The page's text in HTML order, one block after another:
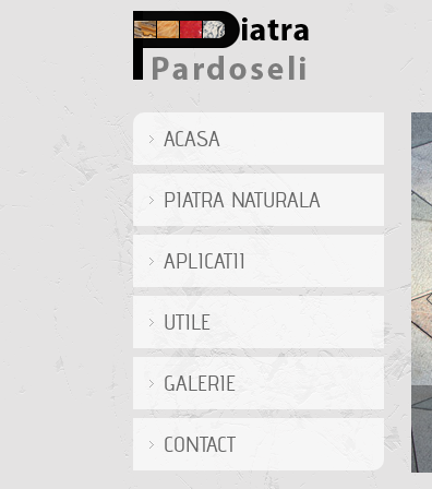
ACASA
PIATRA NATURALA
APLICATII
UTILE
GALERIE
CONTACT